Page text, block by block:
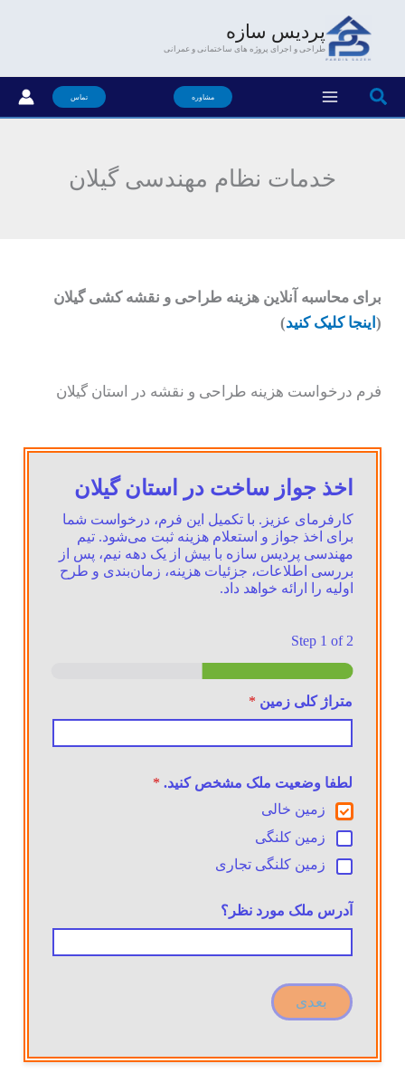
پردیس سازه
طراحی و اجرای پروژه های ساختمانی و عمرانی
جستجو مشاوره تماس
خدمات نظام مهندسی گیلان
برای محاسبه آنلاین هزینه طراحی و نقشه کشی گیلان
( اینجا کلیک کنید)
فرم درخواست هزینه طراحی و نقشه در استان گیلان
اخذ جواز ساخت در استان گیلان
کارفرمای عزیز. با تکمیل این فرم، درخواست شما
برای اخذ جواز و استعلام هزینه ثبت می‌شود. تیم
مهندسی پردیس سازه با بیش از یک دهه نیم، پس از
بررسی اطلاعات، جزئیات هزینه، زمان‌بندی و طرح
اولیه را ارائه خواهد داد.
Step 1 of 2
متراژ کلی زمین *
لطفا وضعیت ملک مشخص کنید. *
زمین خالی
زمین کلنگی
زمین کلنگی تجاری
آدرس ملک مورد نظر؟
بعدی